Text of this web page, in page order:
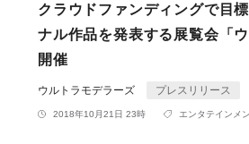
クラウドファンディングで目
ナル作品を発表する展覧会「
開催
ウルトラモデラーズ プレスリリース
2018年10月21日 23時 エンタテインメ